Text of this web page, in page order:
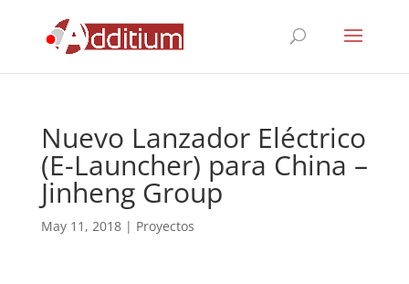
Nuevo Lanzador Eléctrico
(E-Launcher) para China –
Jinheng Group
May 11, 2018| Proyectos